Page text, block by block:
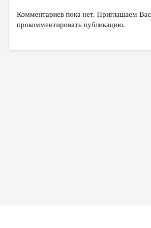
МАЛАЯ ПРОЗА
ЭССЕИСТИКА
Комментариев пока нет. Приглашаем Вас
прокомментировать публикацию.